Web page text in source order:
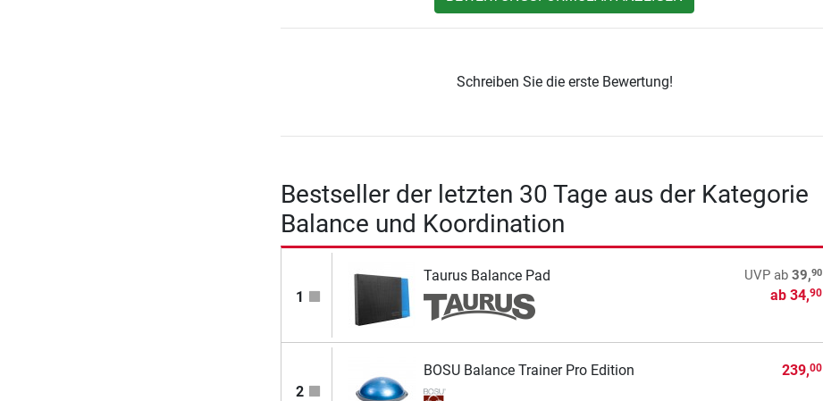
Schreiben Sie die erste Bewertung!
Bestseller der letzten 30 Tage aus der Kategorie
Balance und Koordination
1
Taurus Balance Pad UVP ab39,90
ab34,90
2
BOSU Balance Trainer Pro Edition 239,00